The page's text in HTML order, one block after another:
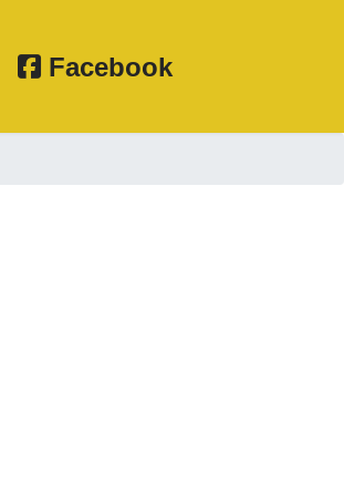
Facebook